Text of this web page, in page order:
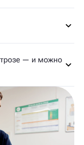
— и можно